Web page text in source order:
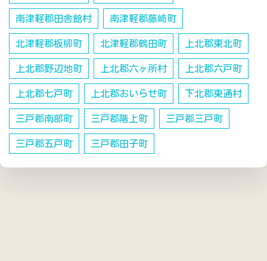
南津軽郡田舎館村 南津軽郡藤崎町
北津軽郡板柳町 北津軽郡鶴田町 上北郡東北町
上北郡野辺地町 上北郡六ヶ所村 上北郡六戸町
上北郡七戸町 上北郡おいらせ町 下北郡東通村
三戸郡南部町 三戸郡階上町 三戸郡三戸町
三戸郡五戸町 三戸郡田子町